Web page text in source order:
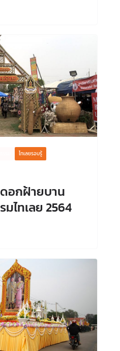
ไทเลยรอบรู้
อกฝ้ายบาน
ไทเลย 2564